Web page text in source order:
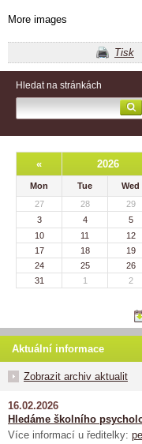
More images
Tisk
Hledat na stránkách
« 2026
Mon Tue Wed
27
28 29
3
4 5
10
11 12
17
18 19
24
25 26
31
1 2
Aktuální informace
Zobrazit archiv aktualit
16.02.2026
Hledáme školního
Více informací u ředitelky: